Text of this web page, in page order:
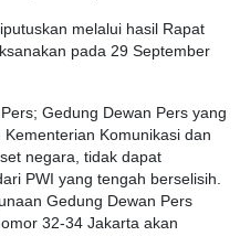
melalui hasil Rapat
pada 29 September
Gedung Dewan Pers yang
Komunikasi dan
negara, tidak dapat
PWI yang tengah berselisih.
Gedung Dewan Pers
32-34 Jakarta akan